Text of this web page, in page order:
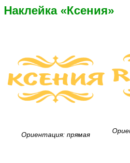
Наклейка «Ксения»
Ориентация: прямая